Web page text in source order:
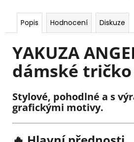
Popis Hodnocení Diskuze
YAKUZA
dámské tričko
Stylové, pohodlné a s
grafickými motivy.